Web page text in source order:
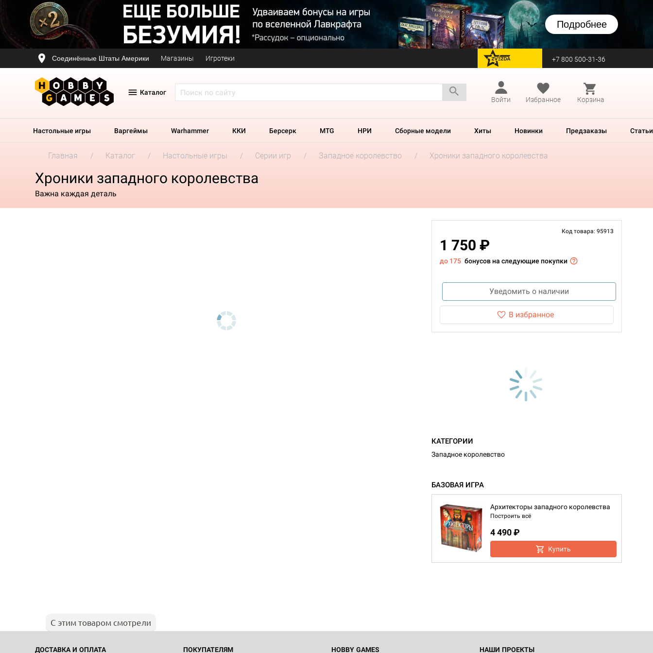
Подробнее
Соединённые Штаты Америки Магазины Игротеки перейти на Zvezda +7 800 500-31-36
Каталог
Войти
Избранное Корзина
Настольные игры Варгеймы Warhammer ККИ Берсерк MTG НРИ Сборные модели Хиты Новинки Предзаказы Статьи
Главная Каталог Настольные игры Серии игр Западное королевство Хроники западного королевства
Хроники западного королевства
Важна каждая деталь
Код товара: 95913
1 750 ₽
до 175 бонусов на следующие покупки
Уведомить о наличии
В избранное
КАТЕГОРИИ
Западное королевство
БАЗОВАЯ ИГРА
Архитекторы западного королевства
Построить всё
4 490 ₽
Купить
С этим товаром смотрели
ДОСТАВКА И ОПЛАТА ПОКУПАТЕЛЯМ HOBBY GAMES НАШИ ПРОЕКТЫ